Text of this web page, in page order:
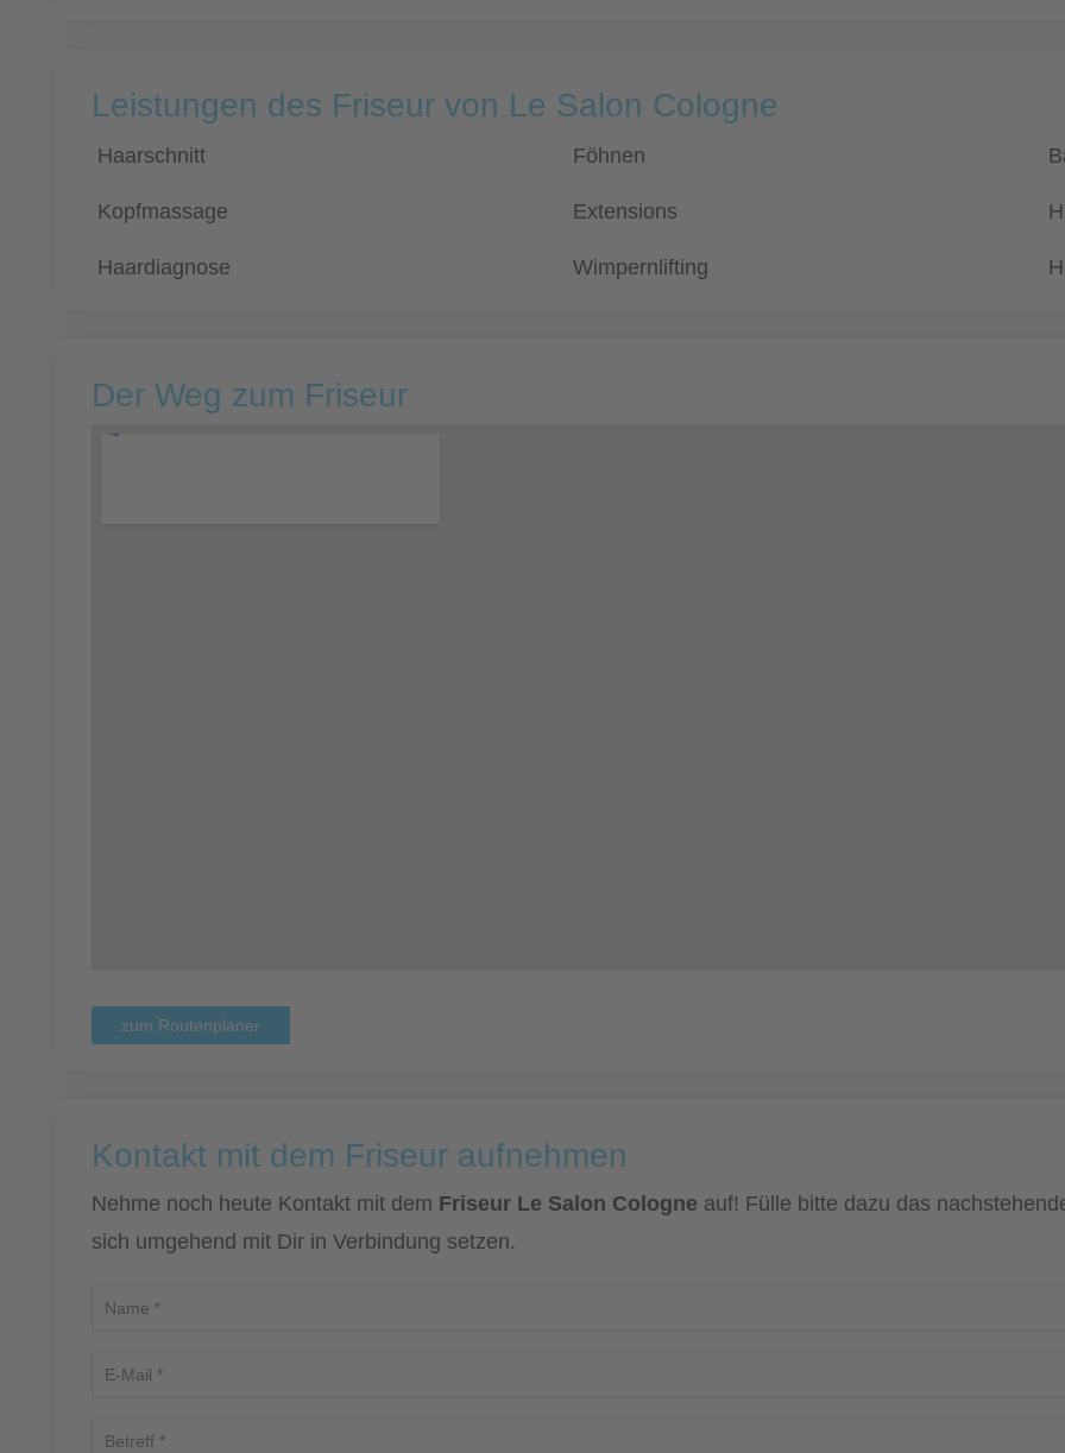
Leistungen des Friseur von Le Salon Cologne
Haarschnitt Föhnen
Kopfmassage Extensions
Haardiagnose Wimpernlifting
Der Weg zum Friseur
zum Routenplaner
Kontakt mit dem Friseur aufnehmen
Nehme noch heute Kontakt mit dem Friseur Le Salon Cologne auf! Fülle bitte dazu das
sich umgehend mit Dir in Verbindung setzen.